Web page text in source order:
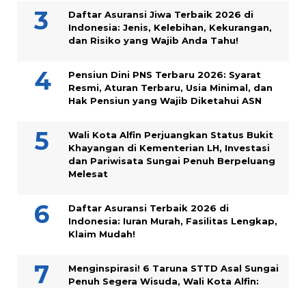
Daftar Asuransi Jiwa Terbaik 2026 di
Indonesia: Jenis, Kelebihan, Kekurangan,
dan Risiko yang Wajib Anda Tahu!
Pensiun Dini PNS Terbaru 2026: Syarat
Resmi, Aturan Terbaru, Usia Minimal, dan
Hak Pensiun yang Wajib Diketahui ASN
Wali Kota Alfin Perjuangkan Status Bukit
Khayangan di Kementerian LH, Investasi
dan Pariwisata Sungai Penuh Berpeluang
Melesat
Daftar Asuransi Terbaik 2026 di
Indonesia: Iuran Murah, Fasilitas Lengkap,
Klaim Mudah!
Menginspirasi! 6 Taruna STTD Asal Sungai
Penuh Segera Wisuda, Wali Kota Alfin: